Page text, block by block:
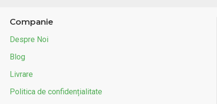
Companie
Despre Noi
Blog
Livrare
Politica de confidențialitate